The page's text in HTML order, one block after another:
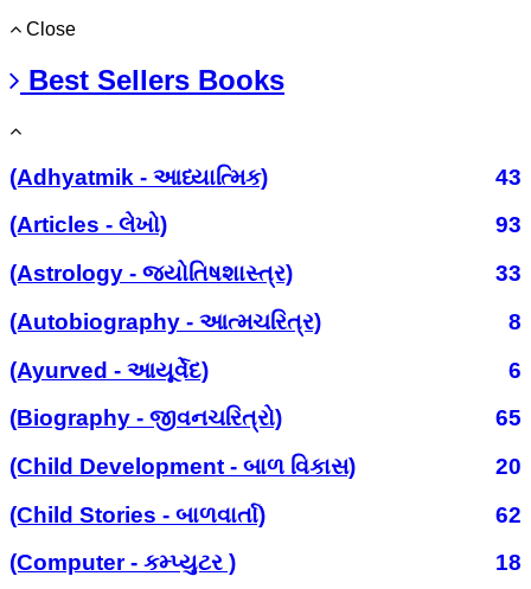
Close
Best Sellers Books
(Adhyatmik - આધ્યાત્મિક)
43
(Articles - લેખો)
93
(Astrology - જ્યોતિષશાસ્ત્ર)
33
(Autobiography - આત્મચરિત્ર)
8
(Ayurved - આયૂર્વેદ)
6
(Biography - જીવનચરિત્રો)
65
(Child Development - બાળ વિકાસ)
20
(Child Stories - બાળવાર્તા)
62
(Computer - કમ્પ્યુટર )
18